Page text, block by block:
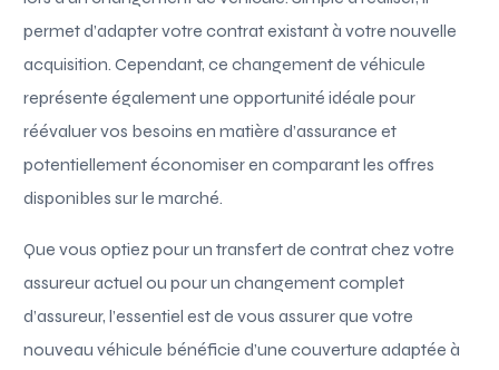
permet d’adapter votre contrat existant à votre nouvelle
acquisition. Cependant, ce changement de véhicule
représente également une opportunité idéale pour
réévaluer vos besoins en matière d’assurance et
potentiellement économiser en comparant les offres
disponibles sur le marché.
Que vous optiez pour un transfert de contrat chez votre
assureur actuel ou pour un changement complet
d’assureur, l’essentiel est de vous assurer que votre
nouveau véhicule bénéficie d’une couverture adaptée à